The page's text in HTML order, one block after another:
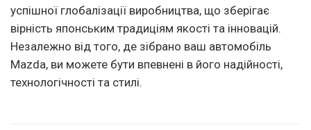
успішної глобалізації виробництва, що зберігає
вірність японським традиціям якості та інновацій.
Незалежно від того, де зібрано ваш автомобіль
Mazda, ви можете бути впевнені в його надійності,
технологічності та стилі.